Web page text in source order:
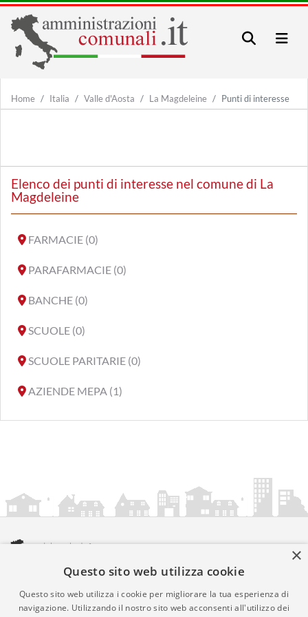
Home Italia Valle d'Aosta La Magdeleine Punti di interesse
Elenco dei punti di interesse nel comune di La
Magdeleine
FARMACIE (0)
PARAFARMACIE (0)
BANCHE (0)
SCUOLE (0)
SCUOLE PARITARIE (0)
AZIENDE MEPA (1)
amministrazionicomunali.it è una iniziativa diartemedia.it
© Copyright MMXXIV - P.IVA 05400000724
Informazioni sul servizio |Informativa Privacy| Informativa
×
Questo sito web utilizza cookie
Questo sito web utilizza i cookie per migliorare la tua esperienza di
navigazione. Utilizzando il nostro sito web acconsenti all'utilizzo dei